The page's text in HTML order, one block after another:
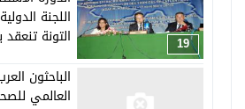
19
اللجنة
التونة تنعقد
الباحثون
العالمي